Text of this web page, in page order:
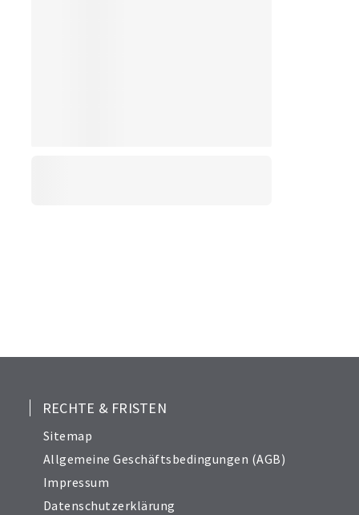
RECHTE & FRISTEN
Sitemap
Allgemeine Geschäftsbedingungen (AGB)
Impressum
Datenschutzerklärung